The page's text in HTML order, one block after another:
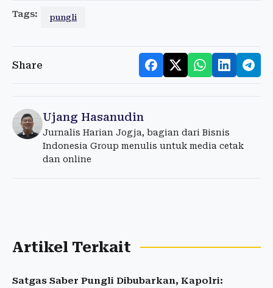
Tags: pungli
Share
Ujang Hasanudin
Jurnalis Harian Jogja, bagian dari Bisnis
Indonesia Group menulis untuk media cetak
dan online
Artikel Terkait
Satgas Saber Pungli Dibubarkan, Kapolri: